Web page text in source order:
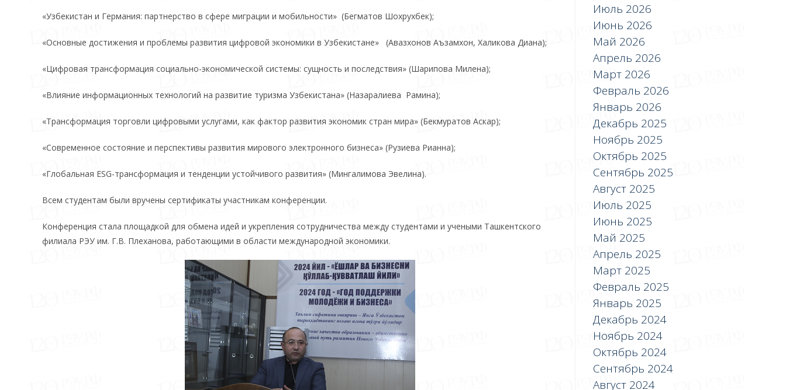
«Узбекистан и Германия: партнерство в сфере миграции и мобильности» (Бегматов Шохрухбек);
«Основные достижения и проблемы развития цифровой экономики в Узбекистане» (Авазхонов Аъзамхон, Халикова Диана);
«Цифровая трансформация социально-экономической системы: сущность и последствия» (Шарипова Милена);
«Влияние информационных технологий на развитие туризма Узбекистана» (Назаралиева Рамина);
«Трансформация торговли цифровыми услугами, как фактор развития экономик стран мира» (Бекмуратов Аскар);
«Современное состояние и перспективы развития мирового электронного бизнеса» (Рузиева Рианна);
«Глобальная ESG-трансформация и тенденции устойчивого развития» (Мингалимова Эвелина).
Всем студентам были вручены сертификаты участникам конференции.
Конференция стала площадкой для обмена идей и укрепления сотрудничества между студентами и учеными Ташкентского
филиала РЭУ им. Г.В. Плеханова, работающими в области международной экономики.
Июль 2026
Июнь 2026
Май 2026
Апрель 2026
Март 2026
Февраль 2026
Январь 2026
Декабрь 2025
Ноябрь 2025
Октябрь 2025
Сентябрь 2025
Август 2025
Июль 2025
Июнь 2025
Май 2025
Апрель 2025
Март 2025
Февраль 2025
Январь 2025
Декабрь 2024
Ноябрь 2024
Октябрь 2024
Сентябрь 2024
Август 2024